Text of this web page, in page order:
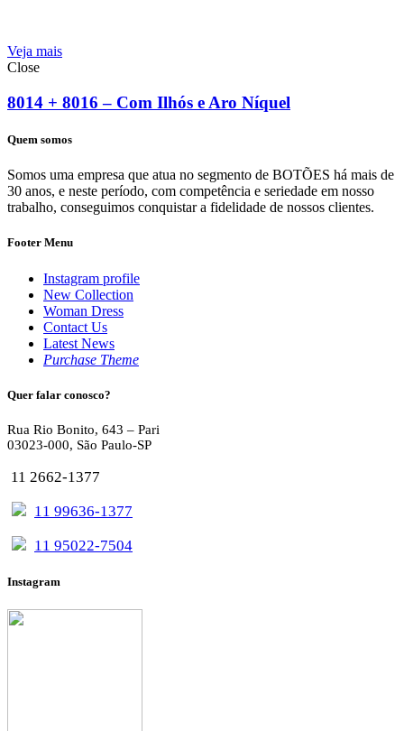
Veja mais
Close
8014 + 8016 – Com Ilhós e Aro Níquel
Quem somos
Somos uma empresa que atua no segmento de BOTÕES há mais de
30 anos, e neste período, com competência e seriedade em nosso
trabalho, conseguimos conquistar a fidelidade de nossos clientes.
Footer Menu
Instagram profile
New Collection
Woman Dress
Contact Us
Latest News
Purchase Theme
Quer falar conosco?
Rua Rio Bonito, 643 – Pari
03023-000, São Paulo-SP
11 2662-1377
11 99636-1377
11 95022-7504
Instagram